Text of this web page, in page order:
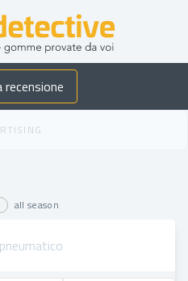
GripDetective
recensione
all season